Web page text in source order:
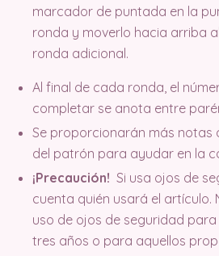
marcador de puntada en la
ronda y moverlo hacia arriba
ronda adicional.
Al final de cada ronda, el
completar se anota entre
Se proporcionarán más notas
del patrón para ayudar en la
¡Precaución! Si usa ojos de
cuenta quién usará el artículo.
uso de ojos de seguridad
tres años o para aquellos